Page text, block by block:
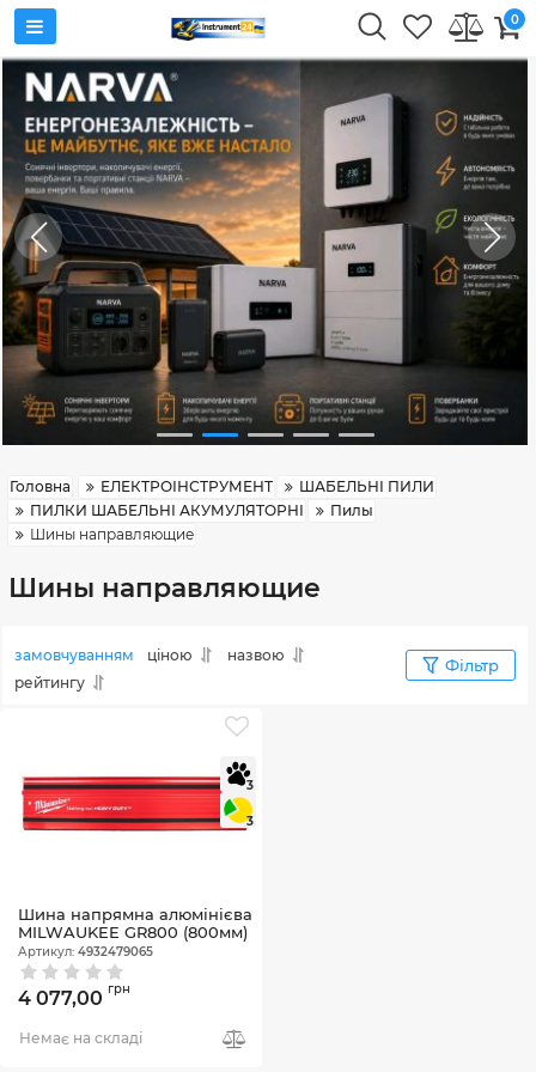
0
Головна ЕЛЕКТРОІНСТРУМЕНТ
ШАБЕЛЬНІ ПИЛИ
ПИЛКИ ШАБЕЛЬНІ АКУМУЛЯТОРНІ
Пилы
Шины направляющие
Шины направляющие
замовчуванням ціною
назвою
рейтингу
Фільтр
3
3
Шина напрямна алюмінієва
MILWAUKEE GR800 (800мм)
Артикул: 4932479065
4 077,00 грн
Немає на складі